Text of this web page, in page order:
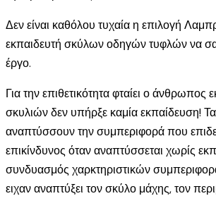
Δεν είναι καθόλου τυχαία η επιλογή
εκπαιδευτή σκύλων οδηγών τυφλών να
έργο.
Για την επιθετικότητα φταίει ο
σκυλιών δεν υπήρξε καμία εκπαίδευση!
αναπτύσσουν την συμπεριφορά που
επικίνδυνος όταν αναπτύσσεται χωρίς
συνδυασμός χαρκτηριστικών
ειχαν αναπτύξει τον σκύλο μάχης, τον